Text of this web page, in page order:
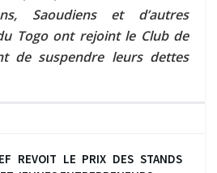
Saoudiens et d’autres
Togo ont rejoint le Club de
de suspendre leurs dettes
REVOIT LE PRIX DES STANDS